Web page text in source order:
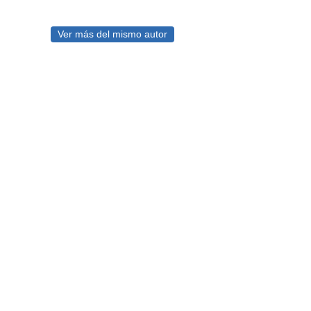
Ver más del mismo autor